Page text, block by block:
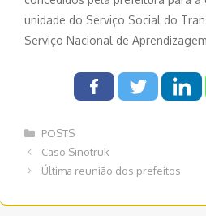
unidade do Serviço Social do
Serviço Nacional de
Categorias
POSTS
Navegação
Caso Sinotruk
Última reunião dos prefeitos